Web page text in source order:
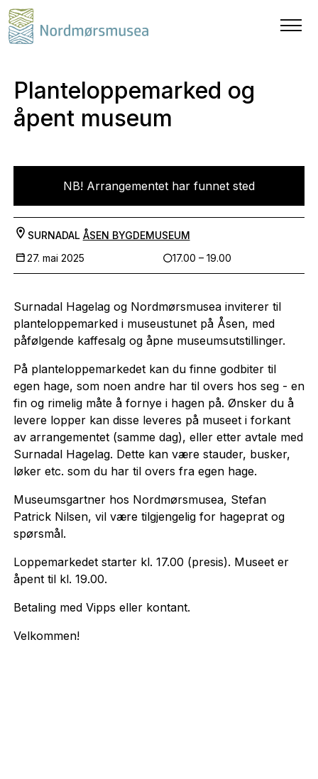
Planteloppemarked og
åpent museum
NB! Arrangementet har funnet sted
SURNADAL ÅSEN BYGDEMUSEUM
27. mai 2025
17.00 – 19.00
Surnadal Hagelag og Nordmørsmusea inviterer til
planteloppemarked i museustunet på Åsen, med
påfølgende kaffesalg og åpne museumsutstillinger.
På planteloppemarkedet kan du finne godbiter til
egen hage, som noen andre har til overs hos seg - en
fin og rimelig måte å fornye i hagen på. Ønsker du å
levere lopper kan disse leveres på museet i forkant
av arrangementet (samme dag), eller etter avtale med
Surnadal Hagelag. Dette kan være stauder, busker,
løker etc. som du har til overs fra egen hage.
Museumsgartner hos Nordmørsmusea, Stefan
Patrick Nilsen, vil være tilgjengelig for hageprat og
spørsmål.
Loppemarkedet starter kl. 17.00 (presis). Museet er
åpent til kl. 19.00.
Betaling med Vipps eller kontant.
Velkommen!